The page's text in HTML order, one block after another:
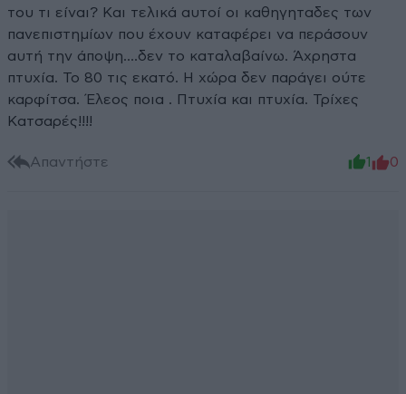
του τι είναι? Και τελικά αυτοί οι καθηγηταδες των
πανεπιστημίων που έχουν καταφέρει να περάσουν
αυτή την άποψη....δεν το καταλαβαίνω. Άχρηστα
πτυχία. Το 80 τις εκατό. Η χώρα δεν παράγει ούτε
καρφίτσα. Έλεος ποια . Πτυχία και πτυχία. Τρίχες
Κατσαρές!!!!
Απαντήστε 1 0